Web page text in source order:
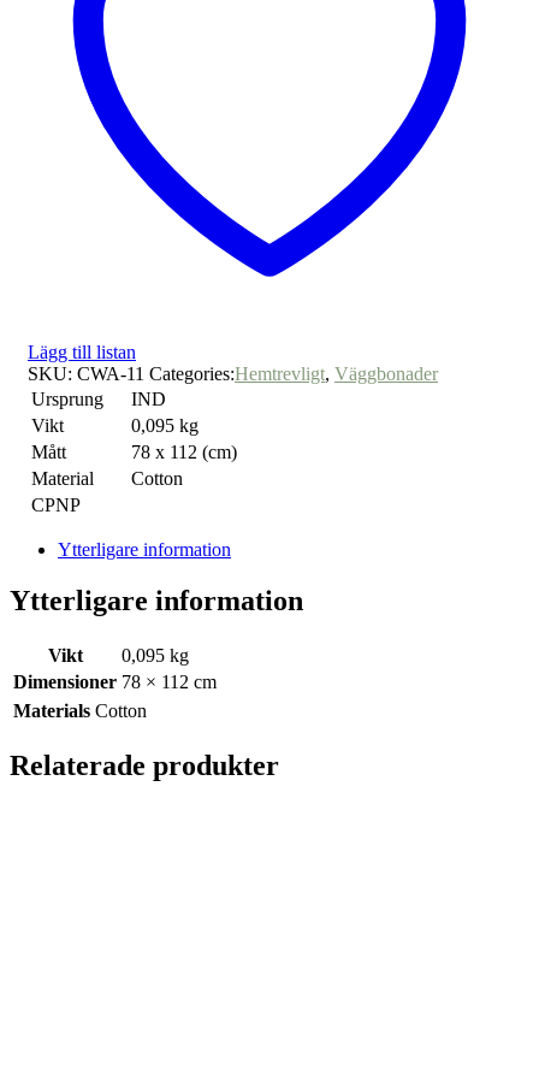
Lägg till listan
SKU: CWA-11 Categories:Hemtrevligt, Väggbonader
Ursprung
IND
Vikt
0,095 kg
Mått
78 x 112 (cm)
Material
Cotton
CPNP
Ytterligare information
Ytterligare information
Vikt
0,095 kg
Dimensioner 78 × 112 cm
Materials Cotton
Relaterade produkter